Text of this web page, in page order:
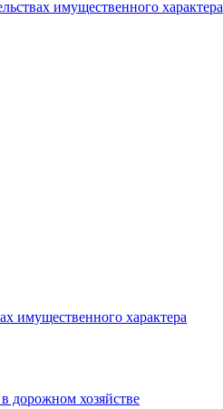
имущественного характера
имущественного характера
дорожном хозяйстве